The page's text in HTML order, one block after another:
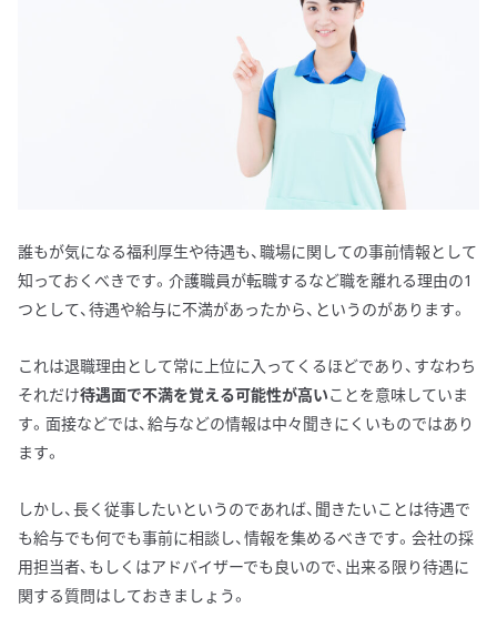
誰もが気になる福利厚生や待遇も、職場に関しての事前情報として
知っておくべきです。介護職員が転職するなど職を離れる理由の1
つとして、待遇や給与に不満があったから、というのがあります。
これは退職理由として常に上位に入ってくるほどであり、すなわち
それだけ待遇面で不満を覚える可能性が高いことを意味していま
す。面接などでは、給与などの情報は中々聞きにくいものではあり
ます。
しかし、長く従事したいというのであれば、聞きたいことは待遇で
も給与でも何でも事前に相談し、情報を集めるべきです。会社の採
用担当者、もしくはアドバイザーでも良いので、出来る限り待遇に
関する質問はしておきましょう。